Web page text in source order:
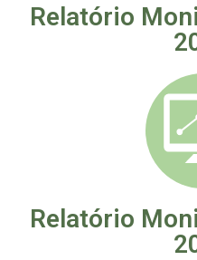
Relatório
Relatório